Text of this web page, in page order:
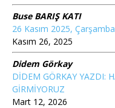
Buse BARIŞ KATI
26 Kasım 2025,
Kasım 26, 2025
Didem Görkay
DİDEM GÖRKAY YAZDI:
GİRMİYORUZ
Mart 12, 2026